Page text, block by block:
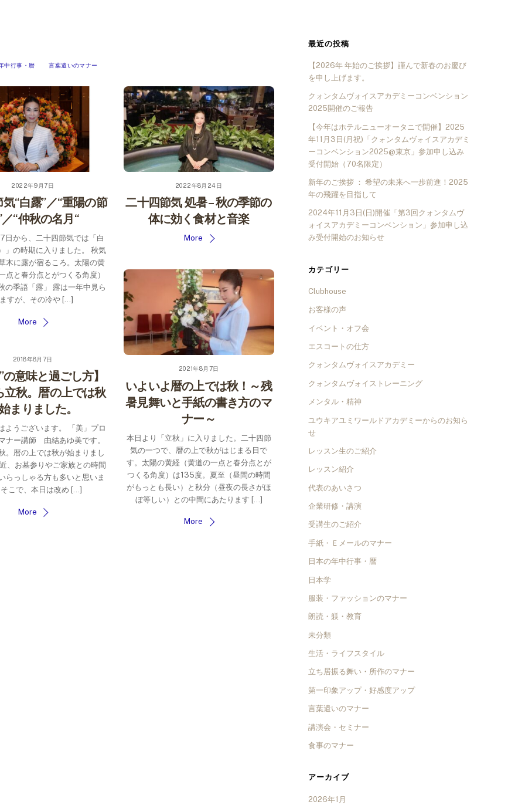
中行事・暦 言葉遣いのマナー
2022年9月7日
“白露”／“重陽の節
／“仲秋の名月“
日から、二十四節気では「白
」の時期に入りました。 秋気
木に露が宿るころ。太陽の黄
点と春分点とがつくる角度）
の季語「露」 露は一年中見ら
すが、その冷や […]
More
2022年8月24日
二十四節気 処暑 – 秋の季節の
体に効く食材と音楽
More
2021年8月7日
いよいよ暦の上では秋！～残
暑見舞いと手紙の書き方のマ
ナー～
本日より「立秋」に入りました。二十四節
気の一つで、暦の上で秋がはじまる日で
す。太陽の黄経（黄道の一点と春分点とが
つくる角度）は135度。夏至（昼間の時間
がもっとも長い）と秋分（昼夜の長さがほ
ぼ等しい）との中間にあたります […]
More
2018年8月7日
の意味と過ごし方】
立秋。暦の上では秋
まりました。
ようございます。 「美」プロ
ナー講師 由結あゆ美です。
。暦の上では秋が始まりまし
、お墓参りやご家族との時間
らっしゃる方も多いと思いま
こで、本日は改め […]
More
最近の投稿
【2026年 年始のご挨拶】謹んで新春のお慶び
を申し上げます。
クォンタムヴォイスアカデミーコンベンション
2025開催のご報告
【今年はホテルニューオータニで開催】2025
年11月3日(月祝)「クォンタムヴォイスアカデミ
ーコンベンション2025@東京」参加申し込み
受付開始（70名限定）
新年のご挨拶 ： 希望の未来へ一歩前進！2025
年の飛躍を目指して
2024年11月3日(日)開催「第3回クォンタムヴ
ォイスアカデミーコンベンション」参加申し込
み受付開始のお知らせ
カテゴリー
Clubhouse
お客様の声
イベント・オフ会
エスコートの仕方
クォンタムヴォイスアカデミー
クォンタムヴォイストレーニング
メンタル・精神
ユウキアユミワールドアカデミーからのお知ら
せ
レッスン生のご紹介
レッスン紹介
代表のあいさつ
企業研修・講演
受講生のご紹介
手紙・Ｅメールのマナー
日本の年中行事・暦
日本学
服装・ファッションのマナー
朗読・躾・教育
未分類
生活・ライフスタイル
立ち居振る舞い・所作のマナー
第一印象アップ・好感度アップ
言葉遣いのマナー
講演会・セミナー
食事のマナー
アーカイブ
2026年1月